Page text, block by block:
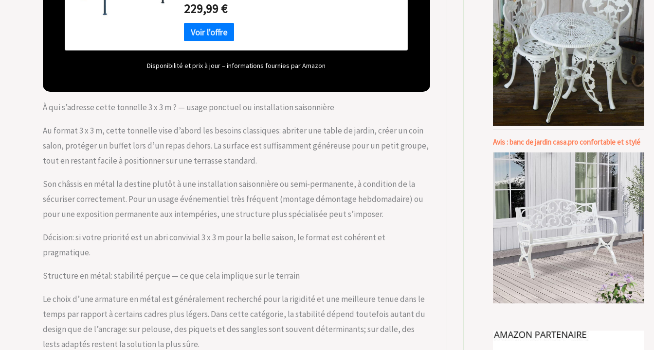
hauteur de bulle env. 263 cm. Mesurer jambe à jambe: 250x250cm Couleur
du châssis : anthracite RAL 7043. Couleur du toit : Gris RAL 7012 Poteaux
en métal : 50 x 50 mm. Structure de toit 42 x 14 mm, entretoises 17 x 17
mm. Hauteur de passage env. 190 cm.
229,99 €
Disponibilité et prix à jour – informations fournies par Amazon
À qui s’adresse cette tonnelle 3 x 3 m ? — usage ponctuel ou installation saisonnière
Au format 3 x 3 m, cette tonnelle vise d’abord les besoins classiques: abriter une table de jardin, créer un coin
salon, protéger un buffet lors d’un repas dehors. La surface est suffisamment généreuse pour un petit groupe,
tout en restant facile à positionner sur une terrasse standard.
Son châssis en métal la destine plutôt à une installation saisonnière ou semi-permanente, à condition de la
sécuriser correctement. Pour un usage événementiel très fréquent (montage démontage hebdomadaire) ou
pour une exposition permanente aux intempéries, une structure plus spécialisée peut s’imposer.
Décision: si votre priorité est un abri convivial 3 x 3 m pour la belle saison, le format est cohérent et
pragmatique.
Structure en métal: stabilité perçue — ce que cela implique sur le terrain
Le choix d’une armature en métal est généralement recherché pour la rigidité et une meilleure tenue dans le
temps par rapport à certains cadres plus légers. Dans cette catégorie, la stabilité dépend toutefois autant du
design que de l’ancrage: sur pelouse, des piquets et des sangles sont souvent déterminants; sur dalle, des
lests adaptés restent la solution la plus sûre.
Avis : banc de jardin casa.pro confortable et stylé